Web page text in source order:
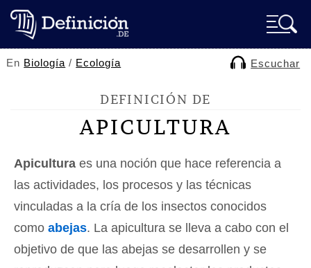
En Biología / Ecología Escuchar
DEFINICIÓN DE
APICULTURA
Apicultura es una noción que hace referencia a
las actividades, los procesos y las técnicas
vinculadas a la cría de los insectos conocidos
como abejas. La apicultura se lleva a cabo con el
objetivo de que las abejas se desarrollen y se